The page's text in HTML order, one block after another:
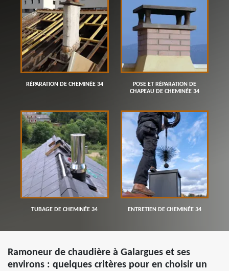
RÉPARATION DE CHEMINÉE 34
POSE ET RÉPARATION DE
CHAPEAU DE CHEMINÉE 34
TUBAGE DE CHEMINÉE 34 ENTRETIEN DE CHEMINÉE 34
Ramoneur de chaudière à Galargues et ses
environs : quelques critères pour en choisir un